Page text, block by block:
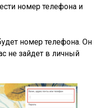
номер телефона и
номер телефона. Он
не зайдет в личный